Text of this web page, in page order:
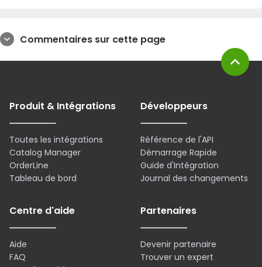
expand_more Commentaires sur cette page
Produit & Intégrations
Toutes les intégrations
Catalog Manager
OrderLine
Tableau de bord
Développeurs
Référence de l'API
Démarrage Rapide
Guide d'Intégration
Journal des changements
Centre d'aide
Aide
FAQ
Partenaires
Devenir partenaire
Trouver un expert
expand_less